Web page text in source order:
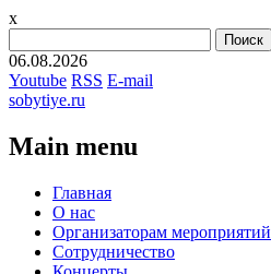
x
06.08.2026
Youtube RSS E-mail
sobytiye.ru
Main menu
Skip
content
Главная
О нас
Организаторам мероприятий
Сотрудничество